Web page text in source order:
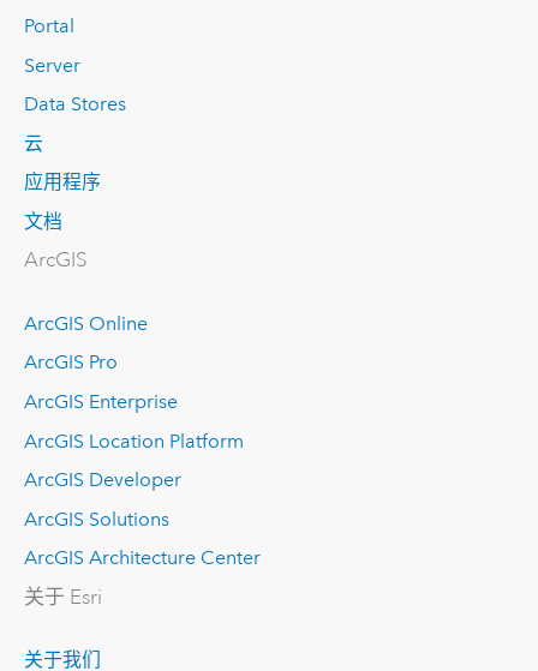
Portal
Server
Data Stores
云
应用程序
文档
ArcGIS
ArcGIS Online
ArcGIS Pro
ArcGIS Enterprise
ArcGIS Location Platform
ArcGIS Developer
ArcGIS Solutions
ArcGIS Architecture Center
关于 Esri
关于我们